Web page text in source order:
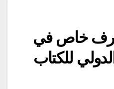
خاص في
للكتاب